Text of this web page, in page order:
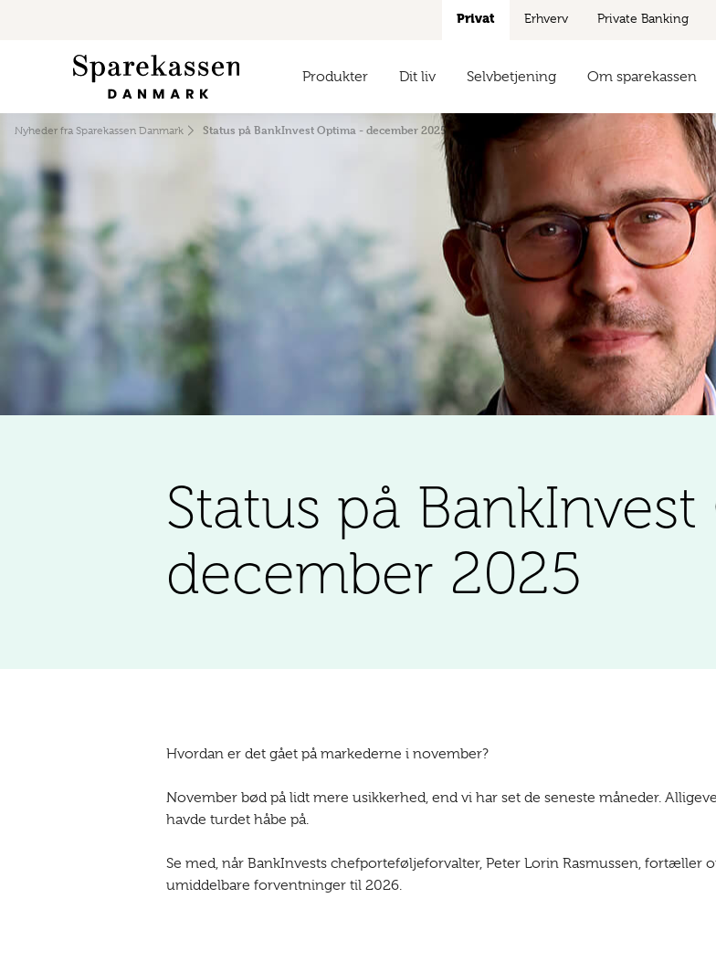
Nyheder fra Sparekassen Danmark Status på BankInvest Optima - december 2025
Privat Erhverv Private Banking
Produkter Dit liv Selvbetjening Om sparekassen
Status på
december 2025
Hvordan er det gået på markederne i november?
November bød på lidt mere usikkerhed, end vi har set de seneste måneder.
havde turdet håbe på.
Se med, når BankInvests chefporteføljeforvalter, Peter Lorin Rasmussen,
umiddelbare forventninger til 2026.